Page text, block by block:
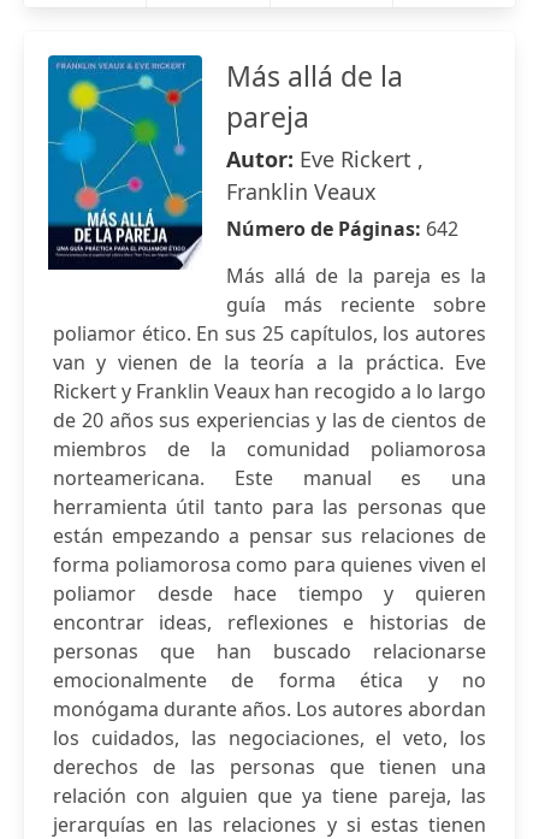
Más allá de la
pareja
Autor: Eve Rickert ,
Franklin Veaux
Número de Páginas: 642
Más allá de la pareja es la
guía más reciente sobre
poliamor ético. En sus 25 capítulos, los autores
van y vienen de la teoría a la práctica. Eve
Rickert y Franklin Veaux han recogido a lo largo
de 20 años sus experiencias y las de cientos de
miembros de la comunidad poliamorosa
norteamericana. Este manual es una
herramienta útil tanto para las personas que
están empezando a pensar sus relaciones de
forma poliamorosa como para quienes viven el
poliamor desde hace tiempo y quieren
encontrar ideas, reflexiones e historias de
personas que han buscado relacionarse
emocionalmente de forma ética y no
monógama durante años. Los autores abordan
los cuidados, las negociaciones, el veto, los
derechos de las personas que tienen una
relación con alguien que ya tiene pareja, las
jerarquías en las relaciones y si estas tienen